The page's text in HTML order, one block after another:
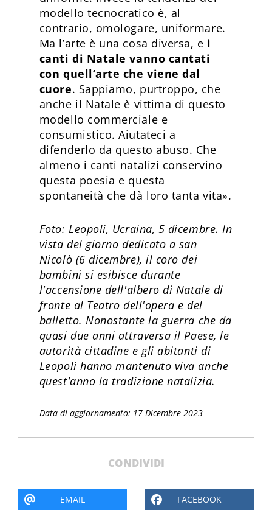
modello tecnocratico è, al
contrario, omologare, uniformare.
Ma l’arte è una cosa diversa, e i
canti di Natale vanno cantati
con quell’arte che viene dal
cuore. Sappiamo, purtroppo, che
anche il Natale è vittima di questo
modello commerciale e
consumistico. Aiutateci a
difenderlo da questo abuso. Che
almeno i canti natalizi conservino
questa poesia e questa
spontaneità che dà loro tanta vita».
Foto: Leopoli, Ucraina, 5 dicembre. In
vista del giorno dedicato a san
Nicolò (6 dicembre), il coro dei
bambini si esibisce durante
l'accensione dell'albero di Natale di
fronte al Teatro dell'opera e del
balletto. Nonostante la guerra che da
quasi due anni attraversa il Paese, le
autorità cittadine e gli abitanti di
Leopoli hanno mantenuto viva anche
quest'anno la tradizione natalizia.
Data di aggiornamento: 17 Dicembre 2023
CONDIVIDI
EMAIL FACEBOOK